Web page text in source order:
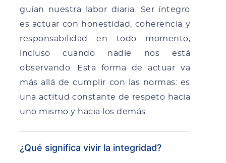
guían nuestra labor diaria. Ser íntegro
es actuar con honestidad, coherencia y
responsabilidad en todo momento,
incluso cuando nadie nos está
observando. Esta forma de actuar va
más allá de cumplir con las normas: es
una actitud constante de respeto hacia
uno mismo y hacia los demás.
¿Qué significa vivir la integridad?